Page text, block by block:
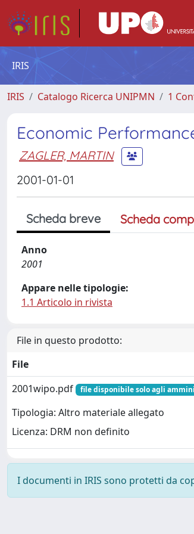
IRIS
IRIS Catalogo Ricerca UNIPMN 1
Economic
ZAGLER, MARTIN
2001-01-01
Scheda breve Scheda
Anno
2001
Appare nelle tipologie:
1.1 Articolo in rivista
File in questo prodotto:
File
2001wipo.pdf
file disponibile solo agli
Tipologia: Altro materiale allegato
Licenza: DRM non definito
I documenti in IRIS sono protetti da